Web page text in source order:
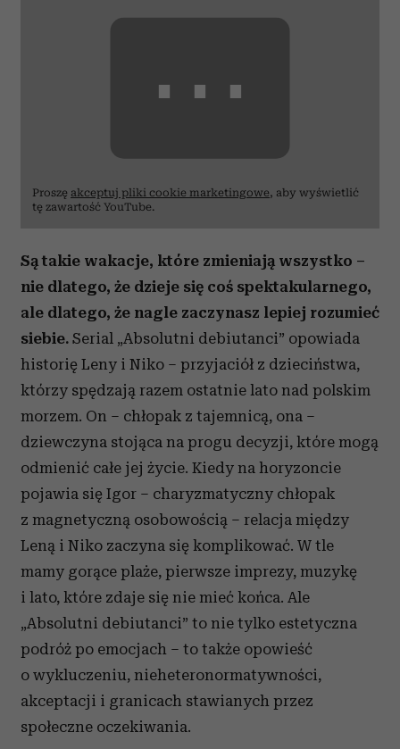
⋯
Proszę akceptuj pliki cookie marketingowe, aby wyświetlić
tę zawartość YouTube.
Są takie wakacje, które zmieniają wszystko –
nie dlatego, że dzieje się coś spektakularnego,
ale dlatego, że nagle zaczynasz lepiej rozumieć
siebie. Serial „Absolutni debiutanci” opowiada
historię Leny i Niko – przyjaciół z dzieciństwa,
którzy spędzają razem ostatnie lato nad polskim
morzem. On – chłopak z tajemnicą, ona –
dziewczyna stojąca na progu decyzji, które mogą
odmienić całe jej życie. Kiedy na horyzoncie
pojawia się Igor – charyzmatyczny chłopak
z magnetyczną osobowością – relacja między
Leną i Niko zaczyna się komplikować. W tle
mamy gorące plaże, pierwsze imprezy, muzykę
i lato, które zdaje się nie mieć końca. Ale
„Absolutni debiutanci” to nie tylko estetyczna
podróż po emocjach – to także opowieść
o wykluczeniu, nieheteronormatywności,
akceptacji i granicach stawianych przez
społeczne oczekiwania.